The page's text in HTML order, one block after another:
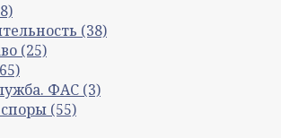
(38)
(25)
ФАС (3)
(55)